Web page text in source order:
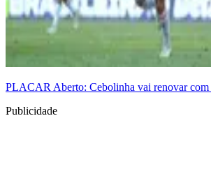
PLACAR Aberto: Cebolinha vai renovar com
Publicidade